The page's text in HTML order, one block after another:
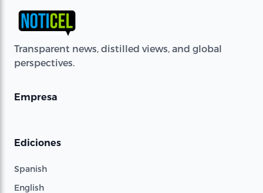
Transparent news, distilled views, and global
perspectives.
Empresa
Ediciones
Spanish
English